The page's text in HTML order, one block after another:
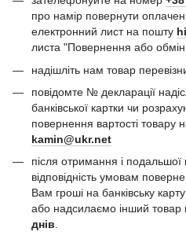
про намір повернути
електронний лист на пошту
листа "Повернення або
надішліть нам товар
повідомте № декларації
банківської картки чи
повернення вартості товару
kamin@ukr.net
після отримання і подальшої
відповідність умовам
Вам гроші на банківську
або надсилаємо інший товар
днів.